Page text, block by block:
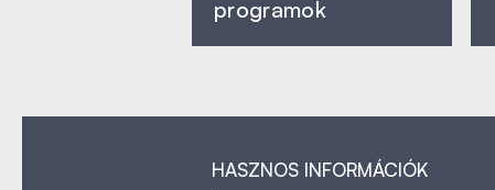
programok
HASZNOS INFORMÁCIÓK